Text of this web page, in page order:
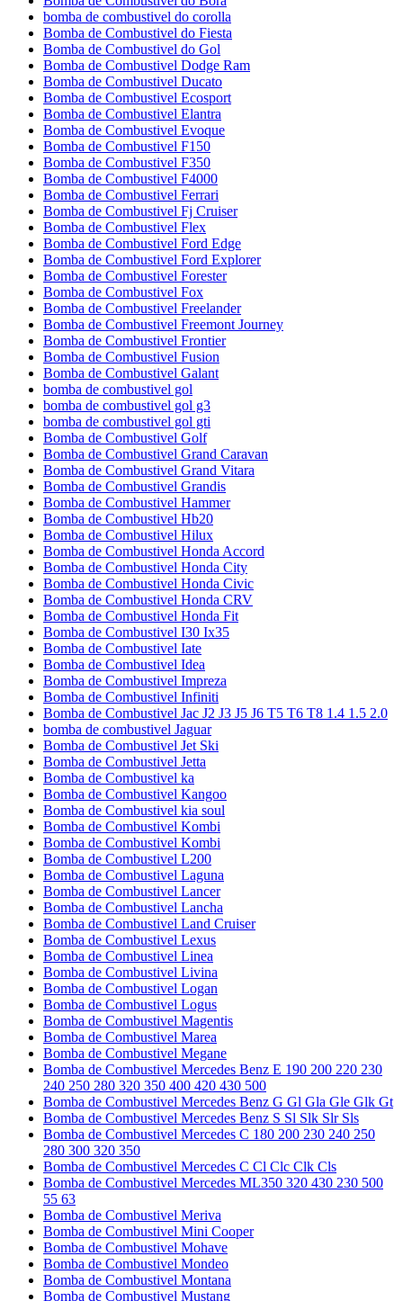
bomba de combustivel do corolla
Bomba de Combustivel do Fiesta
Bomba de Combustivel do Gol
Bomba de Combustivel Dodge Ram
Bomba de Combustivel Ducato
Bomba de Combustivel Ecosport
Bomba de Combustivel Elantra
Bomba de Combustivel Evoque
Bomba de Combustivel F150
Bomba de Combustivel F350
Bomba de Combustivel F4000
Bomba de Combustivel Ferrari
Bomba de Combustivel Fj Cruiser
Bomba de Combustivel Flex
Bomba de Combustivel Ford Edge
Bomba de Combustivel Ford Explorer
Bomba de Combustivel Forester
Bomba de Combustivel Fox
Bomba de Combustivel Freelander
Bomba de Combustivel Freemont Journey
Bomba de Combustivel Frontier
Bomba de Combustivel Fusion
Bomba de Combustivel Galant
bomba de combustivel gol
bomba de combustivel gol g3
bomba de combustivel gol gti
Bomba de Combustivel Golf
Bomba de Combustivel Grand Caravan
Bomba de Combustivel Grand Vitara
Bomba de Combustivel Grandis
Bomba de Combustivel Hammer
Bomba de Combustivel Hb20
Bomba de Combustivel Hilux
Bomba de Combustivel Honda Accord
Bomba de Combustivel Honda City
Bomba de Combustivel Honda Civic
Bomba de Combustivel Honda CRV
Bomba de Combustivel Honda Fit
Bomba de Combustivel I30 Ix35
Bomba de Combustivel Iate
Bomba de Combustivel Idea
Bomba de Combustivel Impreza
Bomba de Combustivel Infiniti
Bomba de Combustivel Jac J2 J3 J5 J6 T5 T6 T8 1.4 1.5 2.0
bomba de combustivel Jaguar
Bomba de Combustivel Jet Ski
Bomba de Combustivel Jetta
Bomba de Combustivel ka
Bomba de Combustivel Kangoo
Bomba de Combustivel kia soul
Bomba de Combustivel Kombi
Bomba de Combustivel Kombi
Bomba de Combustivel L200
Bomba de Combustivel Laguna
Bomba de Combustivel Lancer
Bomba de Combustivel Lancha
Bomba de Combustivel Land Cruiser
Bomba de Combustivel Lexus
Bomba de Combustivel Linea
Bomba de Combustivel Livina
Bomba de Combustivel Logan
Bomba de Combustivel Logus
Bomba de Combustivel Magentis
Bomba de Combustivel Marea
Bomba de Combustivel Megane
Bomba de Combustivel Mercedes Benz E 190 200 220 230
240 250 280 320 350 400 420 430 500
Bomba de Combustivel Mercedes Benz G Gl Gla Gle Glk Gt
Bomba de Combustivel Mercedes Benz S Sl Slk Slr Sls
Bomba de Combustivel Mercedes C 180 200 230 240 250
280 300 320 350
Bomba de Combustivel Mercedes C Cl Clc Clk Cls
Bomba de Combustivel Mercedes ML350 320 430 230 500
55 63
Bomba de Combustivel Meriva
Bomba de Combustivel Mini Cooper
Bomba de Combustivel Mohave
Bomba de Combustivel Mondeo
Bomba de Combustivel Montana
Bomba de Combustivel Mustang